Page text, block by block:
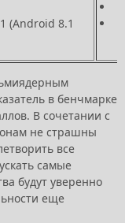
(Android 8.1
в бенчмарке
В сочетании с
не страшны
все
самые
будут уверенно
еще